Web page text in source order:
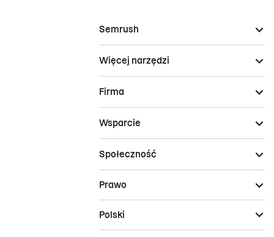
Semrush
Więcej narzędzi
Firma
Wsparcie
Społeczność
Prawo
Polski